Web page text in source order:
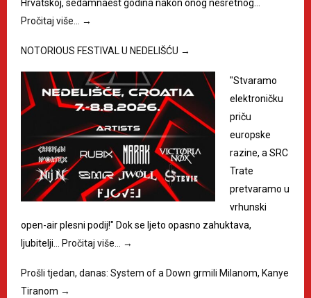
Hrvatskoj, sedamnaest godina nakon onog nesretnog…
Pročitaj više…
→
NOTORIOUS FESTIVAL U NEDELIŠĆU →
"Stvaramo
elektroničku
priču
europske
razine, a SRC
Trate
pretvaramo u
vrhunski
open-air plesni podij!" Dok se ljeto opasno zahuktava,
ljubitelji…
Pročitaj više… →
Prošli tjedan, danas: System of a Down grmili Milanom, Kanye
Tiranom →